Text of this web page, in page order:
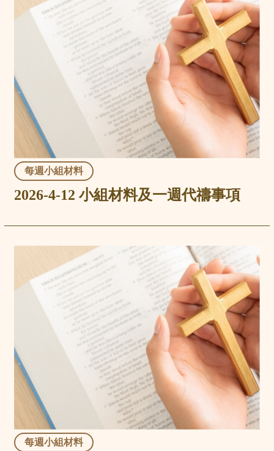
每週小組材料
2026-4-12 小組材料及一週代禱事項
每週小組材料